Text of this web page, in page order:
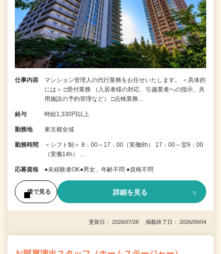
仕事内容
マンション管理人の代行業務をお任せいたします。 ＜具体的
には＞ □受付業務 （入居者様の対応、引越業者への指示、共
用施設の予約管理など） □点検業務…
給与 時給1,330円以上
勤務地 東京都全域
勤務時間
＜シフト制＞ 8：00～17：00（実働8h） 17：00～翌9：00
（実働14h） …
応募資格 ●未経験者OK●男女、年齢不問 ●資格不問
後で見る 詳細を見る
更新日： 2026/07/28 掲載終了日： 2026/09/04